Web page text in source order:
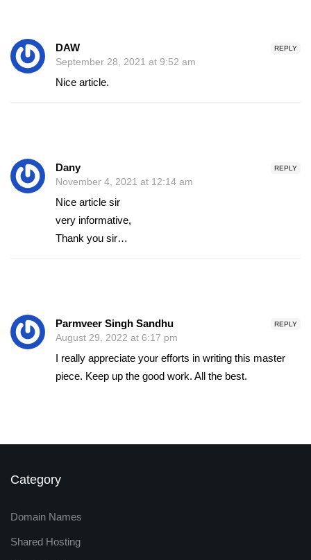
REPLY
DAW
September 28, 2021 at 9:52 am
Nice article.
REPLY
Dany
November 4, 2021 at 12:14 am
Nice article sir
very informative,
Thank you sir…
REPLY
Parmveer Singh Sandhu
August 29, 2022 at 6:17 pm
I really appreciate your efforts in writing this master
piece. Keep up the good work. All the best.
Category
Domain Names
Shared Hosting